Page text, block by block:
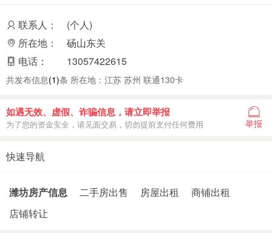
联系人：
(个人)
所在地：
砀山东关
电话：
13057422615
共发布信息(1)条 所在地：江苏 苏州 联通130卡
如遇无效、虚假、诈骗信息，请立即举报
为了您的资金安全，请见面交易，切勿提前支付任何费用 举报
快速导航
潍坊房产信息 二手房出售 房屋出租
商铺出租
店铺转让